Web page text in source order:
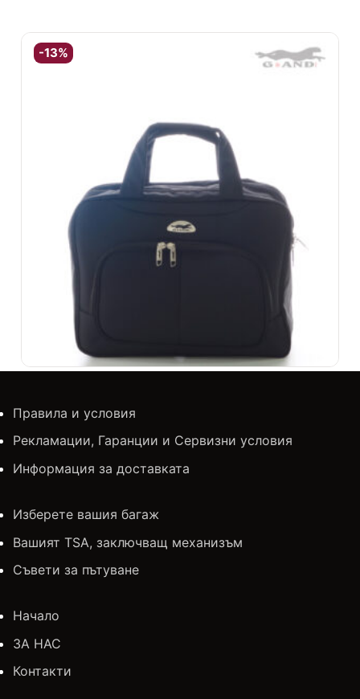
-13%
18.41
16.00€
Правила и условия
Рекламации, Гаранции и Сервизни условия
Информация за доставката
Изберете вашия багаж
Вашият TSA, заключващ механизъм
Съвети за пътуване
Начало
ЗА НАС
Контакти